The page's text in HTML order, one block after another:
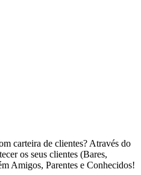
carteira de clientes? Através do
os seus clientes (Bares,
Amigos, Parentes e Conhecidos!